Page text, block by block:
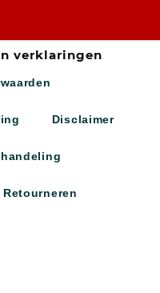
verklaringen
Disclaimer